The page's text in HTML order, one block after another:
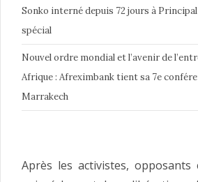
Sonko interné depuis 72 jours à
spécial
Nouvel ordre mondial et l’avenir de
Afrique : Afreximbank tient sa 7e
Marrakech
Après les activistes,